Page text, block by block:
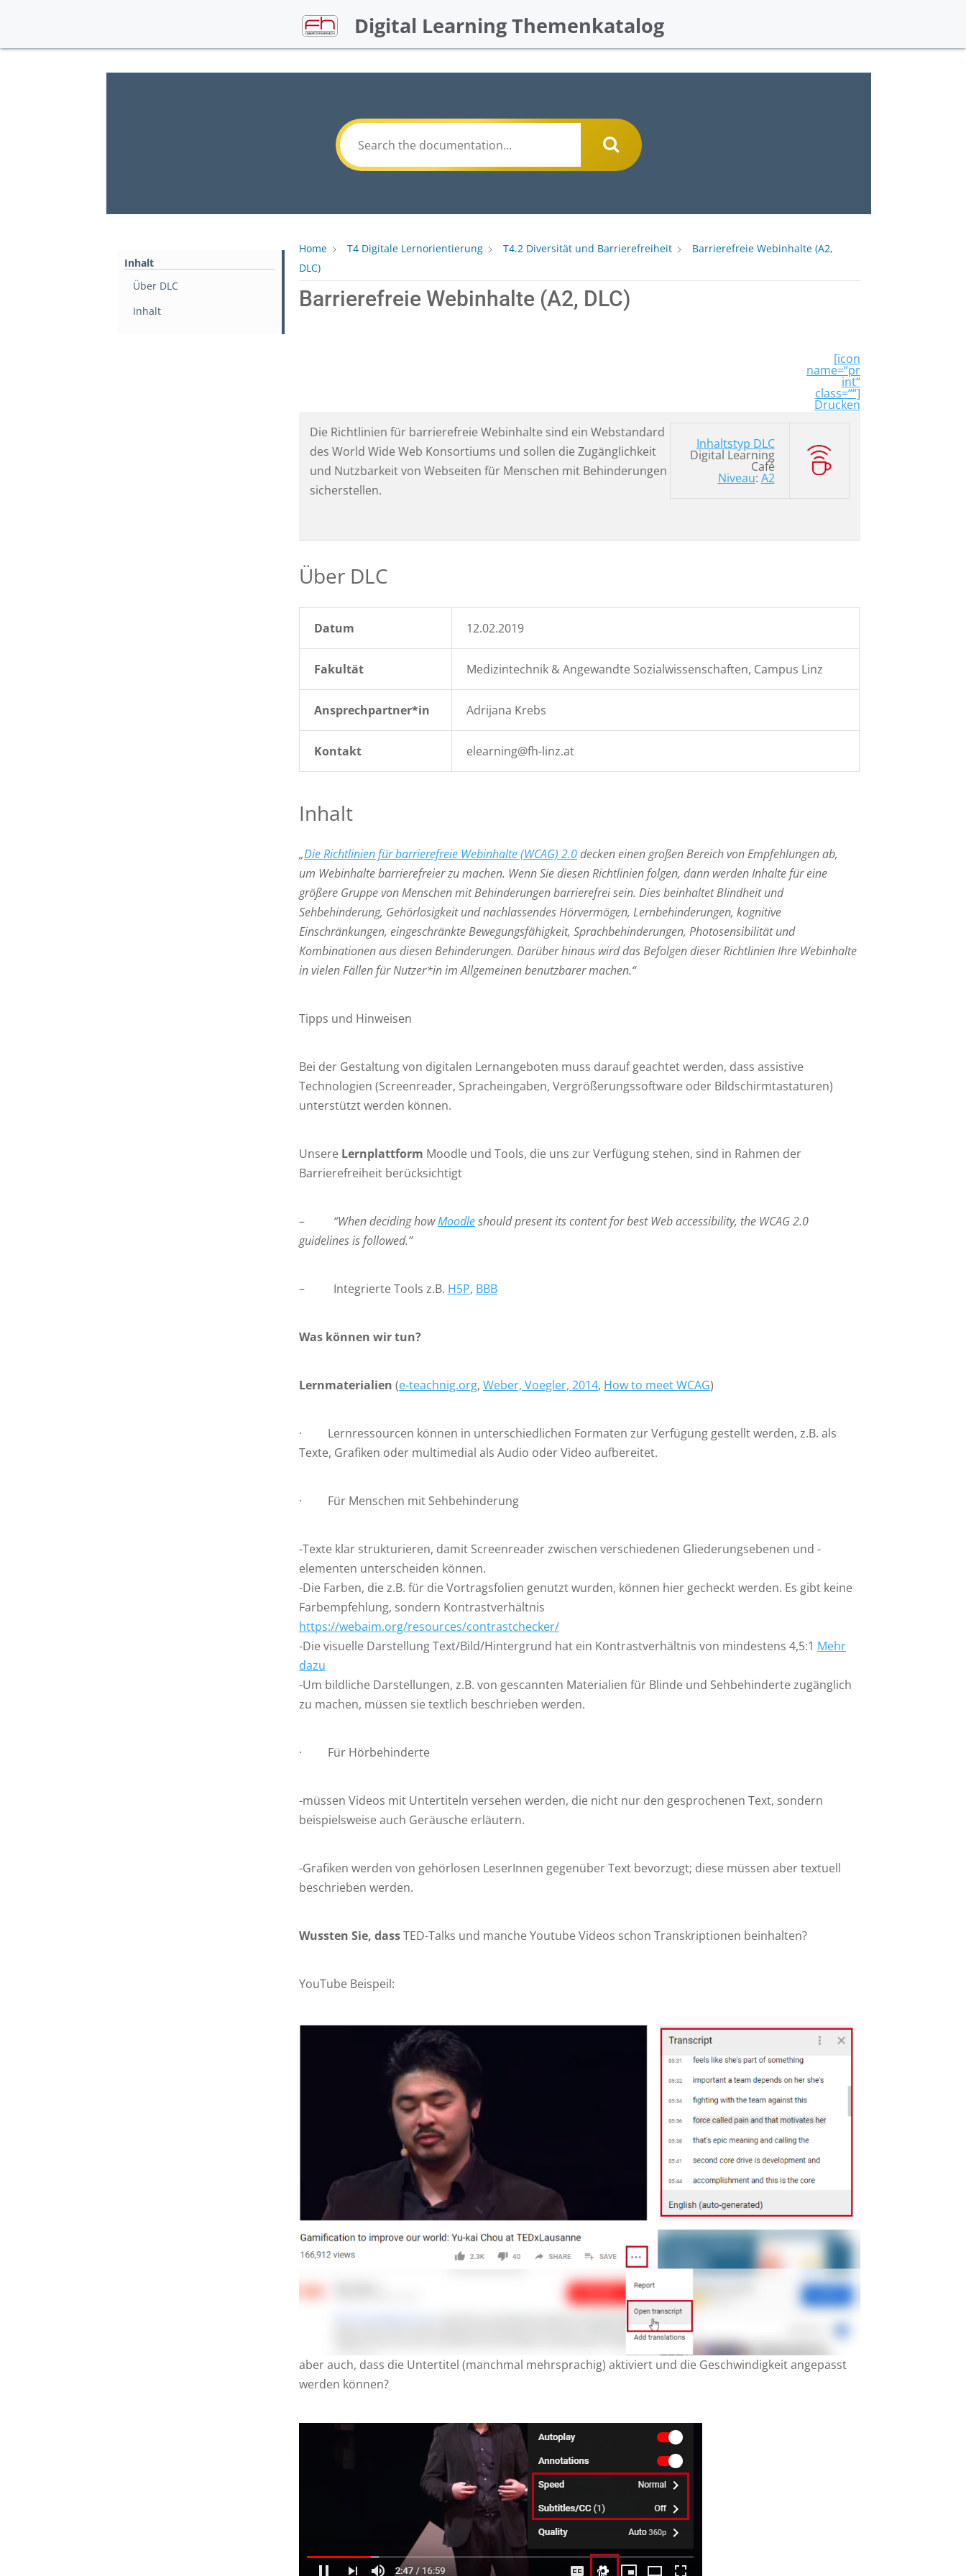
Digital Learning Themenkatalog
Inhalt
Über DLC
Inhalt
Home T4 Digitale Lernorientierung T4.2 Diversität und Barrierefreiheit
Barrierefreie Webinhalte (A2,
DLC)
Barrierefreie Webinhalte (A2, DLC)
[icon
name=“pr
int“
class=““]
Drucken
Die Richtlinien für barrierefreie Webinhalte sind ein Webstandard
des World Wide Web Konsortiums und sollen die Zugänglichkeit
und Nutzbarkeit von Webseiten für Menschen mit Behinderungen
sicherstellen.
Inhaltstyp DLC
Digital Learning
Café
Niveau: A2
Über DLC
Datum 12.02.2019
Fakultät Medizintechnik & Angewandte Sozialwissenschaften, Campus Linz
Ansprechpartner*in Adrijana Krebs
Kontakt elearning@fh-linz.at
Inhalt
„Die Richtlinien für barrierefreie Webinhalte (WCAG) 2.0decken einen großen Bereich von Empfehlungen ab,
um Webinhalte barrierefreier zu machen. Wenn Sie diesen Richtlinien folgen, dann werden Inhalte für eine
größere Gruppe von Menschen mit Behinderungen barrierefrei sein. Dies beinhaltet Blindheit und
Sehbehinderung, Gehörlosigkeit und nachlassendes Hörvermögen, Lernbehinderungen, kognitive
Einschränkungen, eingeschränkte Bewegungsfähigkeit, Sprachbehinderungen, Photosensibilität und
Kombinationen aus diesen Behinderungen. Darüber hinaus wird das Befolgen dieser Richtlinien Ihre Webinhalte
in vielen Fällen für Nutzer*in im Allgemeinen benutzbarer machen.“
Tipps und Hinweisen
Bei der Gestaltung von digitalen Lernangeboten muss darauf geachtet werden, dass assistive
Technologien (Screenreader, Spracheingaben, Vergrößerungssoftware oder Bildschirmtastaturen)
unterstützt werden können.
Unsere Lernplattform Moodle und Tools, die uns zur Verfügung stehen, sind in Rahmen der
Barrierefreiheit berücksichtigt
– “When deciding howMoodleshould present its content for best Web accessibility, the WCAG 2.0
guidelines is followed.”
– Integrierte Tools z.B. H5P, BBB
Was können wir tun?
Lernmaterialien (e-teachnig.org, Weber, Voegler, 2014, How to meet WCAG)
· Lernressourcen können in unterschiedlichen Formaten zur Verfügung gestellt werden, z.B. als
Texte, Grafiken oder multimedial als Audio oder Video aufbereitet.
· Für Menschen mit Sehbehinderung
-Texte klar strukturieren, damit Screenreader zwischen verschiedenen Gliederungsebenen und -
elementen unterscheiden können.
-Die Farben, die z.B. für die Vortragsfolien genutzt wurden, können hier gecheckt werden. Es gibt keine
Farbempfehlung, sondern Kontrastverhältnis
https://webaim.org/resources/contrastchecker/
-Die visuelle Darstellung Text/Bild/Hintergrund hat ein Kontrastverhältnis von mindestens 4,5:1 Mehr
dazu
-Um bildliche Darstellungen, z.B. von gescannten Materialien für Blinde und Sehbehinderte zugänglich
zu machen, müssen sie textlich beschrieben werden.
· Für Hörbehinderte
-müssen Videos mit Untertiteln versehen werden, die nicht nur den gesprochenen Text, sondern
beispielsweise auch Geräusche erläutern.
-Grafiken werden von gehörlosen LeserInnen gegenüber Text bevorzugt; diese müssen aber textuell
beschrieben werden.
Wussten Sie, dassTED-Talks und manche Youtube Videos schon Transkriptionen beinhalten?
YouTube Beispeil:
aber auch, dass die Untertitel (manchmal mehrsprachig) aktiviert und die Geschwindigkeit angepasst
werden können?